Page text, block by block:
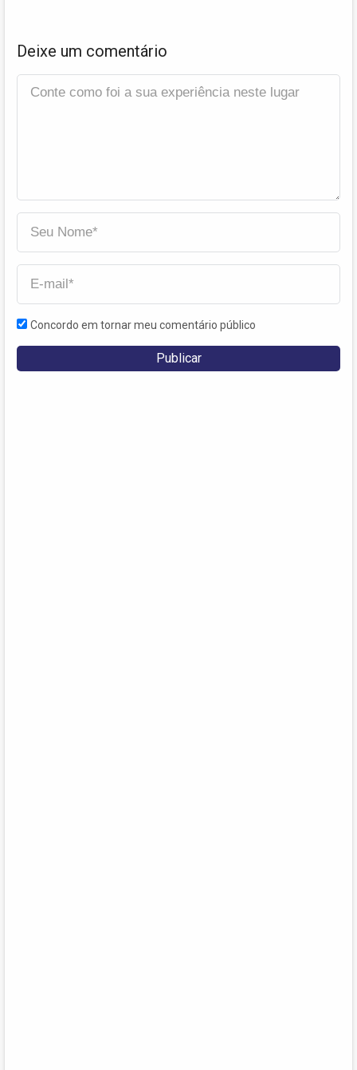
Deixe um comentário
Concordo em tornar meu comentário público